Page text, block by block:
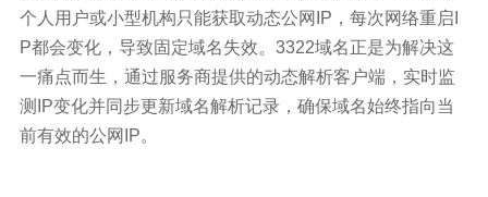
个人用户或小型机构只能获取动态公网IP，每次网络重启I
P都会变化，导致固定域名失效。3322域名正是为解决这
一痛点而生，通过服务商提供的动态解析客户端，实时监
测IP变化并同步更新域名解析记录，确保域名始终指向当
前有效的公网IP。